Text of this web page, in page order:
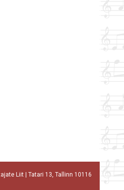
Liit | Tatari 13, Tallinn 10116